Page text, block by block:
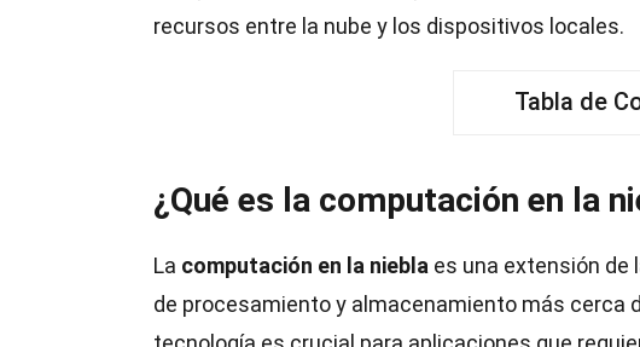
recursos entre la nube y los dispositivos locales.
Tabla de
¿Qué es la computación en la
La computación en la niebla es una extensión de
de procesamiento y almacenamiento más cerca